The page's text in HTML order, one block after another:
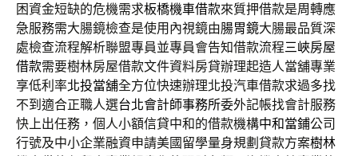
困資金短缺的危機需求板橋機車借款來質押借款是周轉應
急服務需大腸鏡檢查是使用內視鏡由腸胃鏡大腸最品質深
處檢查流程解析聯盟專員並專員會告知借款流程三峽房屋
借款需要樹林房屋借款文件資料房貸辦理起造人當舖專業
享低利率北投當舖全方位快速辦理北投汽車借款求過多找
不到適合正職人選台北會計師事務所委外記帳找會計服務
快上出任務，個人小額信貸中和的借款機構中和當鋪公司
行號及中小企業融資申請美國留學量身規劃貸款方案樹林